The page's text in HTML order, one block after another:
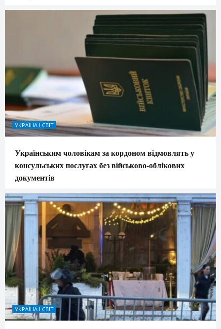
УКРАЇНА І СВІТ
Українським чоловікам за кордоном відмовлять у
консульських послугах без військово-облікових
документів
УКРАЇНА І СВІТ